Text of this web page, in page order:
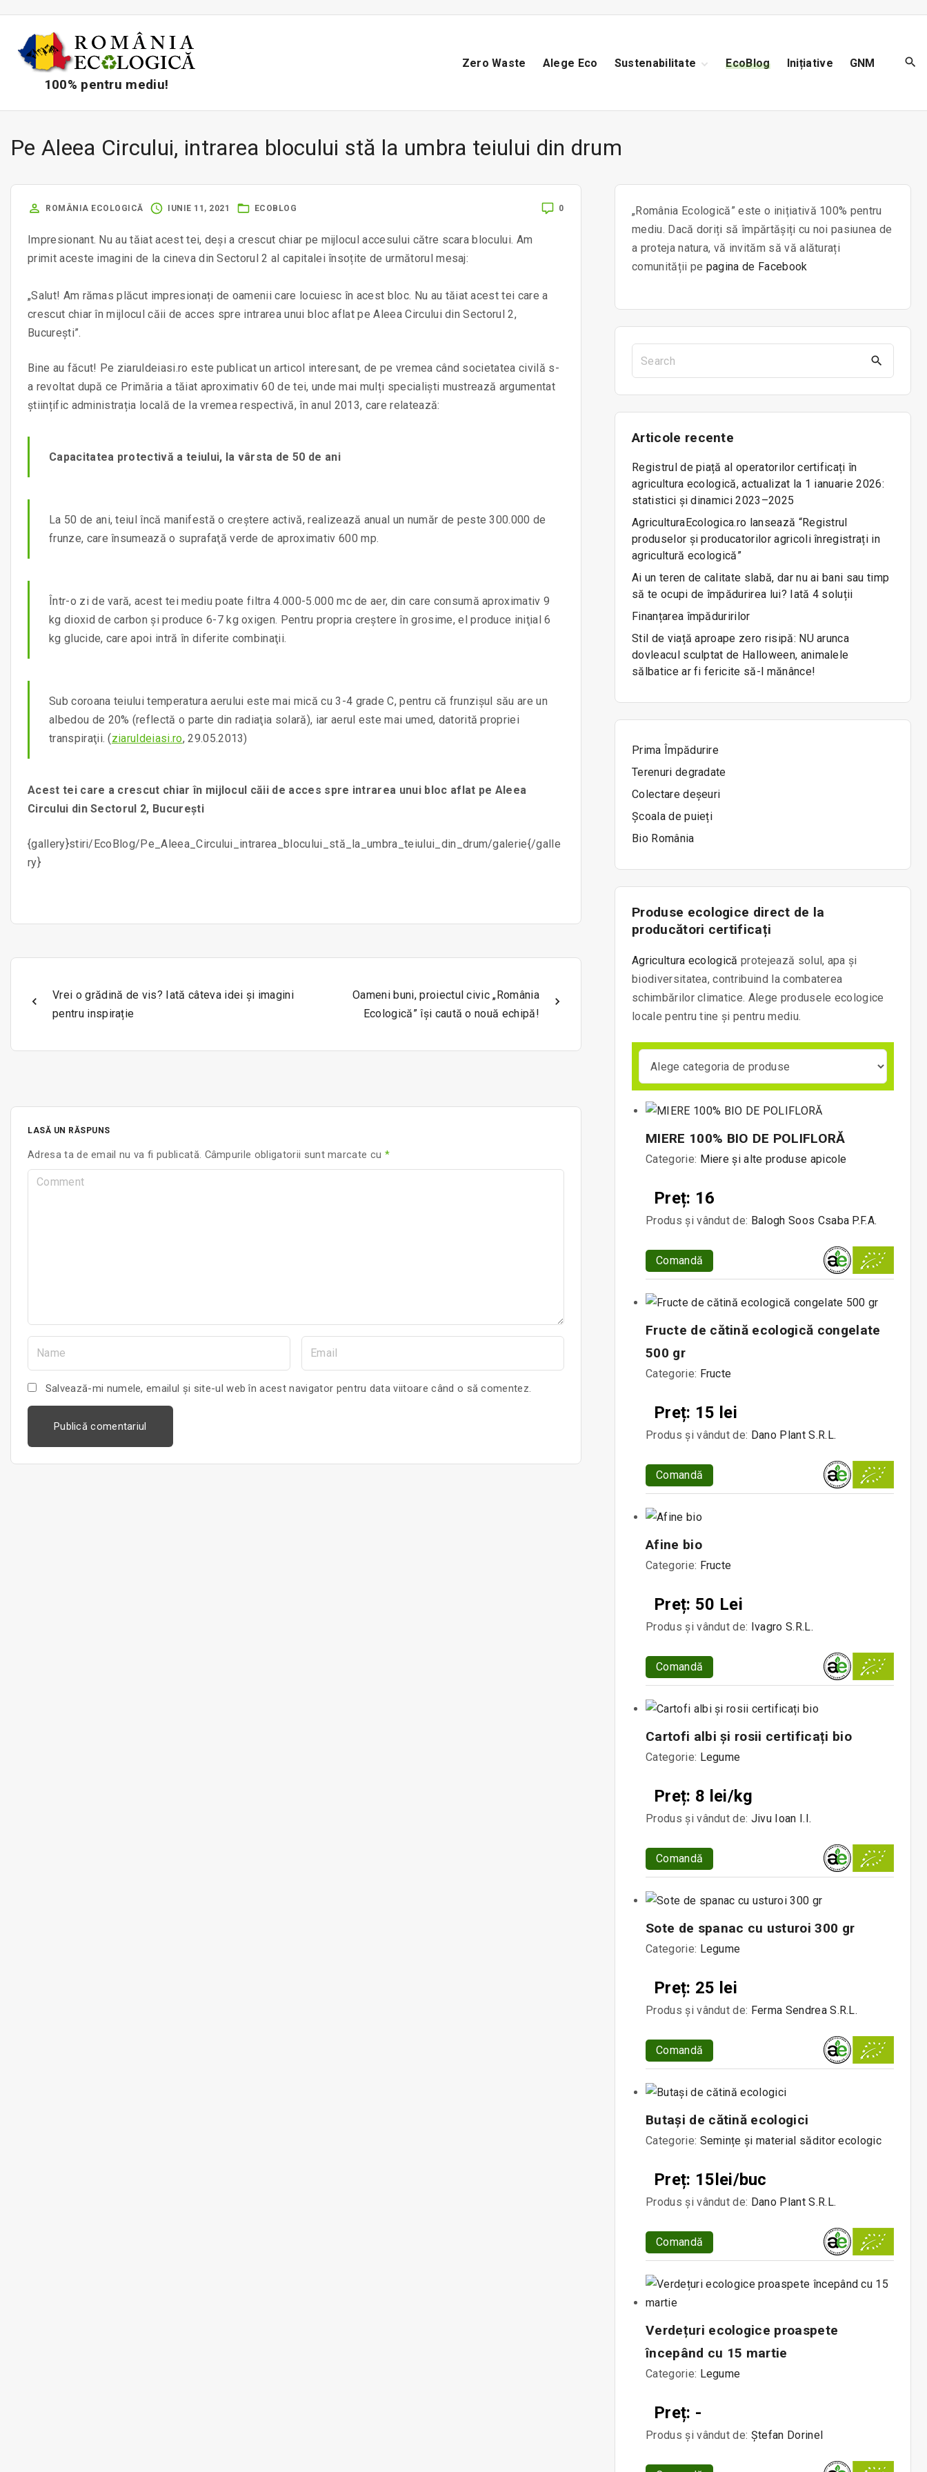
100% pentru mediu!
Zero Waste Alege Eco Sustenabilitate
Biodiversitate
EcoBlog Inițiative GNM
Pe Aleea Circului, intrarea blocului stă la umbra teiului din drum
ROMÂNIA ECOLOGICĂ IUNIE 11, 2021 ECOBLOG 0
Impresionant. Nu au tăiat acest tei, deși a crescut chiar pe mijlocul accesului către scara blocului. Am
primit aceste imagini de la cineva din Sectorul 2 al capitalei însoțite de următorul mesaj:
„Salut! Am rămas plăcut impresionați de oamenii care locuiesc în acest bloc. Nu au tăiat acest tei care a
crescut chiar în mijlocul căii de acces spre intrarea unui bloc aflat pe Aleea Circului din Sectorul 2,
București”.
Bine au făcut! Pe ziaruldeiasi.ro este publicat un articol interesant, de pe vremea când societatea civilă s-
a revoltat după ce Primăria a tăiat aproximativ 60 de tei, unde mai mulți specialiști mustrează argumentat
științific administrația locală de la vremea respectivă, în anul 2013, care relatează:
Capacitatea protectivă a teiului, la vârsta de 50 de ani
La 50 de ani, teiul încă manifestă o creştere activă, realizează anual un număr de peste 300.000 de
frunze, care însumează o suprafaţă verde de aproximativ 600 mp.
Într-o zi de vară, acest tei mediu poate filtra 4.000-5.000 mc de aer, din care consumă aproximativ 9
kg dioxid de carbon şi produce 6-7 kg oxigen. Pentru propria creştere în grosime, el produce iniţial 6
kg glucide, care apoi intră în diferite combinaţii.
Sub coroana teiului temperatura aerului este mai mică cu 3-4 grade C, pentru că frunzişul său are un
albedou de 20% (reflectă o parte din radiaţia solară), iar aerul este mai umed, datorită propriei
transpiraţii. (ziaruldeiasi.ro, 29.05.2013)
Acest tei care a crescut chiar în mijlocul căii de acces spre intrarea unui bloc aflat pe Aleea
Circului din Sectorul 2, București
{gallery}stiri/EcoBlog/Pe_Aleea_Circului_intrarea_blocului_stă_la_umbra_teiului_din_drum/galerie{/galle
ry}
Vrei o grădină de vis? Iată câteva idei și imagini
pentru inspirație
Oameni buni, proiectul civic „România
Ecologică” își caută o nouă echipă!
LASĂ UN RĂSPUNS
Adresa ta de email nu va fi publicată. Câmpurile obligatorii sunt marcate cu *
e
*
i
Salvează-mi numele, emailul și site-ul web în acest navigator pentru data viitoare când o să comentez.
„România Ecologică” este o inițiativă 100% pentru
mediu. Dacă doriți să împărtășiți cu noi pasiunea de
a proteja natura, vă invităm să vă alăturați
comunității pe pagina de Facebook
Articole recente
Registrul de piață al operatorilor certificați în
agricultura ecologică, actualizat la 1 ianuarie 2026:
statistici și dinamici 2023–2025
AgriculturaEcologica.ro lansează “Registrul
produselor și producatorilor agricoli înregistrați in
agricultură ecologică”
Ai un teren de calitate slabă, dar nu ai bani sau timp
să te ocupi de împădurirea lui? Iată 4 soluții
Finanțarea împăduririlor
Stil de viață aproape zero risipă: NU arunca
dovleacul sculptat de Halloween, animalele
sălbatice ar fi fericite să-l mănânce!
Prima Împădurire
Terenuri degradate
Colectare deșeuri
Școala de puieți
Bio România
Produse ecologice direct de la
producători certificați
Agricultura ecologică protejează solul, apa și
biodiversitatea, contribuind la combaterea
schimbărilor climatice. Alege produsele ecologice
locale pentru tine și pentru mediu.
MIERE 100% BIO DE POLIFLORĂ
Categorie: Miere și alte produse apicole
Preț: 16
Produs și vândut de: Balogh Soos Csaba P.F.A.
Comandă
Fructe de cătină ecologică congelate
500 gr
Categorie: Fructe
Preț: 15 lei
Produs și vândut de: Dano Plant S.R.L.
Comandă
Afine bio
Categorie: Fructe
Preț: 50 Lei
Produs și vândut de: Ivagro S.R.L.
Comandă
Cartofi albi și rosii certificați bio
Categorie: Legume
Preț: 8 lei/kg
Produs și vândut de: Jivu Ioan I.I.
Comandă
Sote de spanac cu usturoi 300 gr
Categorie: Legume
Preț: 25 lei
Produs și vândut de: Ferma Sendrea S.R.L.
Comandă
Butași de cătină ecologici
Categorie: Semințe și material săditor ecologic
Preț: 15lei/buc
Produs și vândut de: Dano Plant S.R.L.
Comandă
Verdețuri ecologice proaspete
începând cu 15 martie
Categorie: Legume
Preț: -
Produs și vândut de: Ștefan Dorinel